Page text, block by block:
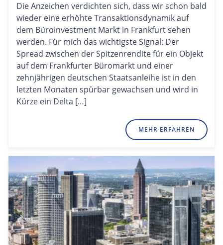
Die Anzeichen verdichten sich, dass wir schon bald
wieder eine erhöhte Transaktionsdynamik auf
dem Büroinvestment Markt in Frankfurt sehen
werden. Für mich das wichtigste Signal: Der
Spread zwischen der Spitzenrendite für ein Objekt
auf dem Frankfurter Büromarkt und einer
zehnjährigen deutschen Staatsanleihe ist in den
letzten Monaten spürbar gewachsen und wird in
Kürze ein Delta […]
MEHR ERFAHREN